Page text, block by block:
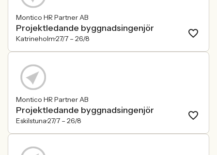
Montico HR Partner AB
Projektledande byggnadsingenjör
Katrineholm27/7 – 26/8
Montico HR Partner AB
Projektledande byggnadsingenjör
Eskilstuna27/7 – 26/8